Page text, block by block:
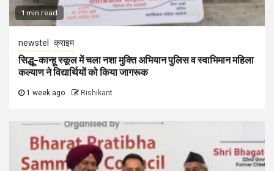
1 min read
newstel क्राइम
सिद्धू-कान्हू स्कूल में चला नशा मुक्ति अभियान पुलिस व स्वाभिमान महिला
कल्याण ने विद्यार्थियों को किया जागरूक
1 week ago Rishikant